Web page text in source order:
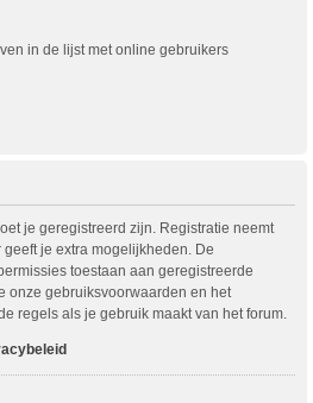
in de lijst met online gebruikers
je geregistreerd zijn. Registratie neemt
je extra mogelijkheden. De
toestaan aan geregistreerde
onze gebruiksvoorwaarden en het
regels als je gebruik maakt van het forum.